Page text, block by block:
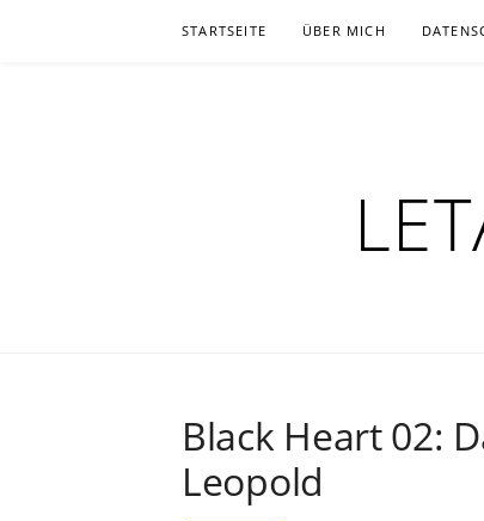
STARTSEITE ÜBER MICH
Black Heart 02:
Leopold